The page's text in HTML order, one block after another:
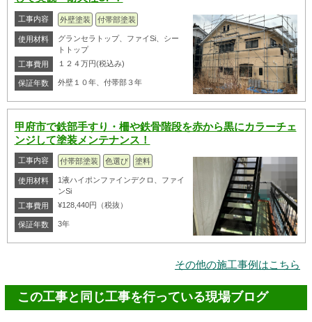
工事内容 外壁塗装 付帯部塗装
使用材料
グランセラトップ、ファイSi、シー
トトップ
工事費用
１２４万円(税込み)
保証年数 外壁１０年、付帯部３年
甲府市で鉄部手すり・柵や鉄骨階段を赤から黒にカラーチェ
ンジして塗装メンテナンス！
工事内容 付帯部塗装 色選び 塗料
使用材料
1液ハイポンファインデクロ、ファイ
ンSi
工事費用
¥128,440円（税抜）
保証年数 3年
その他の施工事例はこちら
この工事と同じ工事を行っている現場ブログ